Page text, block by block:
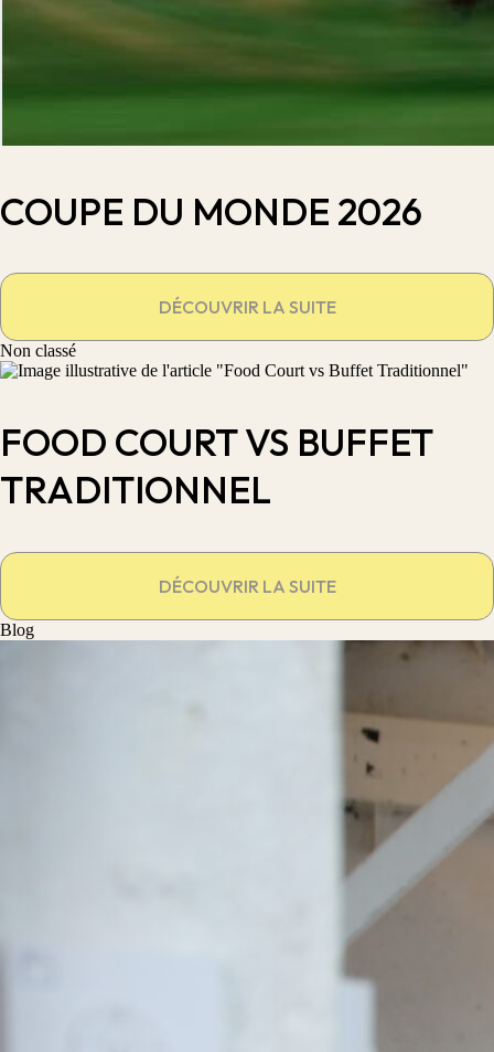
COUPE DU MONDE 2026
DÉCOUVRIR LA SUITE
Non classé
FOOD COURT VS BUFFET
TRADITIONNEL
DÉCOUVRIR LA SUITE
Blog